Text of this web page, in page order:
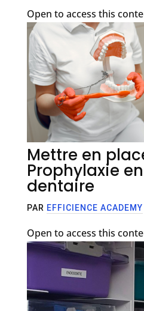
Open to access this
Mettre en
Prophylaxie
dentaire
PAR EFFICIENCE ACADEMY
Open to access this